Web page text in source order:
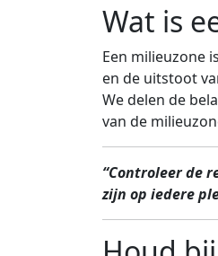
Wat is
Een milieuzone
en de uitstoot
We delen de
van de
“Controleer de
zijn op iedere